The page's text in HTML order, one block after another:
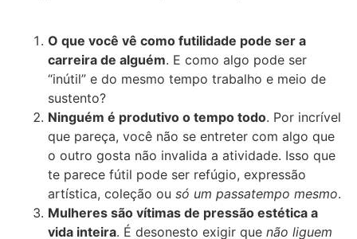
O que você vê como futilidade pode ser a
carreira de alguém. E como algo pode ser
“inútil” e do mesmo tempo trabalho e meio de
sustento?
Ninguém é produtivo o tempo todo. Por incrível
que pareça, você não se entreter com algo que
o outro gosta não invalida a atividade. Isso que
te parece fútil pode ser refúgio, expressão
artística, coleção ou só um passatempo mesmo.
Mulheres são vítimas de pressão estética a
vida inteira. É desonesto exigir que não liguem